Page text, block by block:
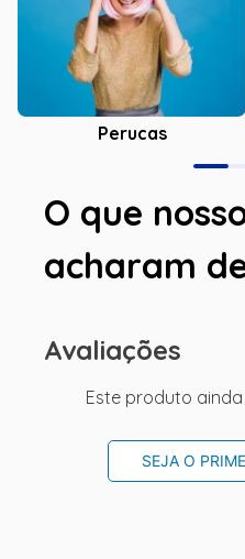
Perucas
O que
acharam
Avaliações
Este produto
SEJA O